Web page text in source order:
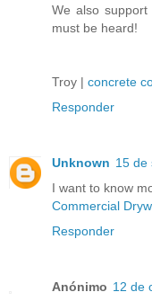
We also
must be heard!
Troy | concrete
Responder
Unknown 15 de
I want to know
Commercial
Responder
Anónimo 12 de